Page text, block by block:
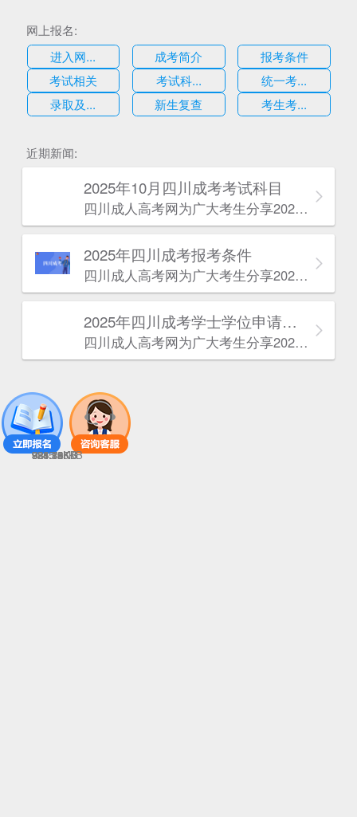
981.31KB
3345.55KB
924.16KB
788.78KB
824.82KB
955.19KB
网上报名:
进入网...
成考简介
报考条件
考试相关
考试科...
统一考...
录取及...
新生复查 考生考...
近期新闻:
2025年10月四川成考考试科目
四川成人高考网​为广大考生分享2025年10月四川成考考试科目。为广大在职人员和社会人士提供学历提升的机会。更多四川成考考试信息，欢迎在线访问四川成人高考网。
2025年‌‌‌‌四川成考报考条件
四川成人高考网​为广大考生分享2025年‌‌‌‌四川成考报考条件。为广大在职人员和社会人士提供学历提升的机会。更多四川成考考试信息，欢迎在线访问四川成人高考网。
2025年‌‌‌‌四川成考学士学位申请条件
四川成人高考网​为广大考生分享2025年‌‌‌‌四川成考学士学位申请条件。为广大在职人员和社会人士提供学历提升的机会。更多四川成考考试信息，欢迎在线访问四川成人高考网。